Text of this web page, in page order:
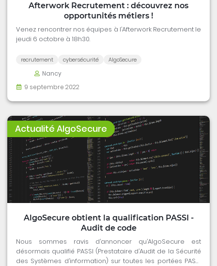
Afterwork Recrutement : découvrez nos
opportunités métiers !
Venez rencontrer nos équipes à l’Afterwork Recrutement le
jeudi 6 octobre à 18h30.
recrutement cybersécurité AlgoSecure
Nancy
9 septembre 2022
Actualité AlgoSecure
AlgoSecure obtient la qualification PASSI -
Audit de code
Nous sommes ravis d’annoncer qu’AlgoSecure est
désormais qualifié PASSI (Prestataire d’Audit de la Sécurité
des Systèmes d’information) sur toutes les portées PASSI